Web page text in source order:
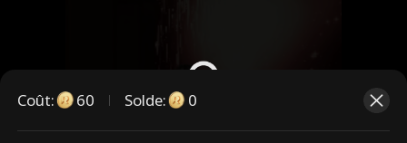
Coût: 60 Solde: 0